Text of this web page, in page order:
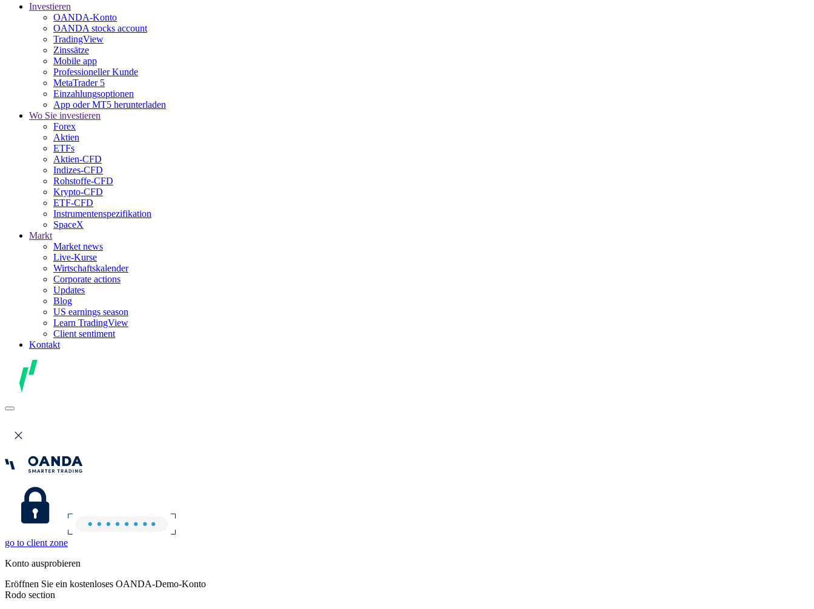
Investieren
OANDA-Konto
OANDA stocks account
TradingView
Zinssätze
Mobile app
Professioneller Kunde
MetaTrader 5
Einzahlungsoptionen
App oder MT5 herunterladen
Wo Sie investieren
Forex
Aktien
ETFs
Aktien-CFD
Indizes-CFD
Rohstoffe-CFD
Krypto-CFD
ETF-CFD
Instrumentenspezifikation
SpaceX
Markt
Market news
Live-Kurse
Wirtschaftskalender
Corporate actions
Updates
Blog
US earnings season
Learn TradingView
Client sentiment
Kontakt
go to client zone
Konto ausprobieren
Eröffnen Sie ein kostenloses OANDA-Demo-Konto
Rodo section